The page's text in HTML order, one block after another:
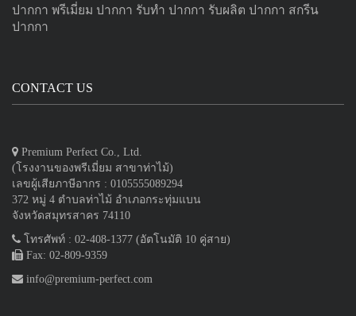
ปากกา พรีเมี่ยม ปากกา รับทำ ปากกา รับผลิต ปากกา สกรีน
ปากกา
CONTACT US
Premium Perfect Co., Ltd.
(โรงงานของพรีเมี่ยม สาขาท่าไม้)
เลขผู้เสียภาษีอากร : 0105555089294
372 หมู่ 4 ตำบลท่าไม้ อำเภอกระทุ่มแบน
จังหวัดสมุทรสาคร 74110
โทรศัพท์ : 02-408-1377 (อัตโนมัติ 10 คู่สาย)
Fax: 02-809-9359
info@premium-perfect.com